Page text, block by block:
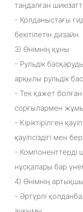
таңдалған
- Қолданыстағы
бекітілетін дизайн.
3) Өнімнің құны
- Рульдік
арқылы рульдік
- Тек қажет
сорғылармен
- Кіріктірілген
қауіпсіздігі мен
- Компоненттерді
нұсқалары бар
4) Өнімнің
- Әртүрлі